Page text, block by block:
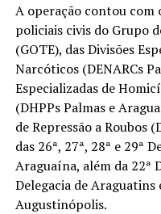
A operação contou com
policiais civis do Grupo
(GOTE), das Divisões
Narcóticos (DENARCs
Especializadas de
(DHPPs Palmas e
de Repressão a Roubos
das 26ª, 27ª, 28ª e 29ª
Araguaína, além da 22ª
Delegacia de Araguatins
Augustinópolis.